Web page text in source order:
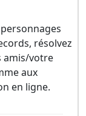
résolvez
amis/votre
aux
en ligne.